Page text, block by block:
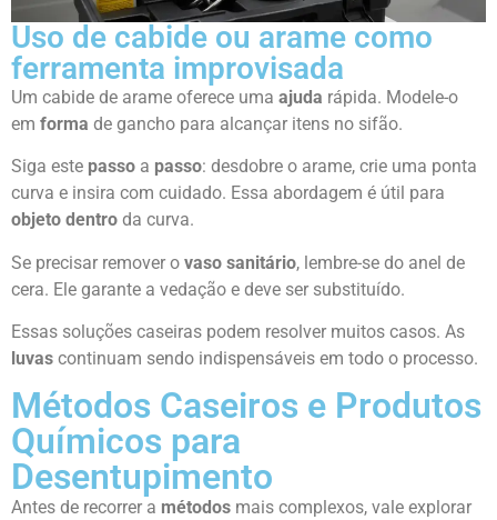
Uso de cabide ou arame como
ferramenta improvisada
Um cabide de arame oferece uma ajuda rápida. Modele-o
em forma de gancho para alcançar itens no sifão.
Siga este passo a passo: desdobre o arame, crie uma ponta
curva e insira com cuidado. Essa abordagem é útil para
objeto dentro da curva.
Se precisar remover o vaso sanitário, lembre-se do anel de
cera. Ele garante a vedação e deve ser substituído.
Essas soluções caseiras podem resolver muitos casos. As
luvas continuam sendo indispensáveis em todo o processo.
Métodos Caseiros e Produtos
Químicos para
Desentupimento
Antes de recorrer a métodos mais complexos, vale explorar